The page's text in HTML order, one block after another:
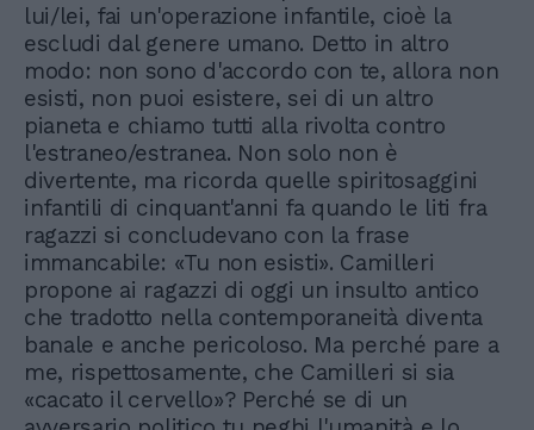
lui/lei, fai un'operazione infantile, cioè la
escludi dal genere umano. Detto in altro
modo: non sono d'accordo con te, allora non
esisti, non puoi esistere, sei di un altro
pianeta e chiamo tutti alla rivolta contro
l'estraneo/estranea. Non solo non è
divertente, ma ricorda quelle spiritosaggini
infantili di cinquant'anni fa quando le liti fra
ragazzi si concludevano con la frase
immancabile: «Tu non esisti». Camilleri
propone ai ragazzi di oggi un insulto antico
che tradotto nella contemporaneità diventa
banale e anche pericoloso. Ma perché pare a
me, rispettosamente, che Camilleri si sia
«cacato il cervello»? Perché se di un